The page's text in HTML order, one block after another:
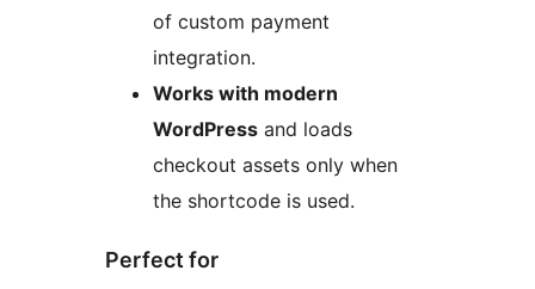
of custom payment
integration.
Works with modern
WordPress and loads
checkout assets only when
the shortcode is used.
Perfect for